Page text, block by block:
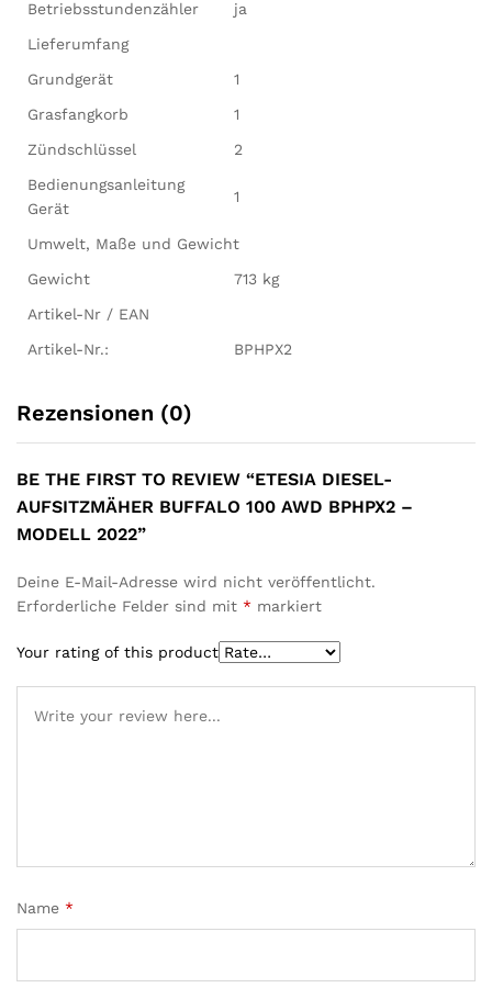
Betriebsstundenzähler
ja
Lieferumfang
Grundgerät
1
Grasfangkorb
1
Zündschlüssel
2
Bedienungsanleitung
Gerät
1
Umwelt, Maße und Gewicht
Gewicht
713 kg
Artikel-Nr / EAN
Artikel-Nr.:
BPHPX2
Rezensionen (0)
BE THE FIRST TO REVIEW “ETESIA DIESEL-
AUFSITZMÄHER BUFFALO 100 AWD BPHPX2 –
MODELL 2022”
Deine E-Mail-Adresse wird nicht veröffentlicht.
Erforderliche Felder sind mit * markiert
Your rating of this product
Name *